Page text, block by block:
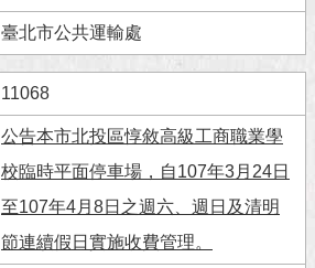
臺北市公共運輸處
11068
公告本市北投區惇敘高級工商職業學
校臨時平面停車場，自107年3月24日
至107年4月8日之週六、週日及清明
節連續假日實施收費管理。